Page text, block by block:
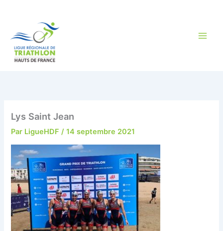
Lys Saint Jean
Par LigueHDF/14 septembre 2021